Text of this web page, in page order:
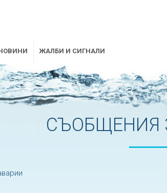
ЖАЛБИ И СИГНАЛИ
СЪОБЩЕНИЯ